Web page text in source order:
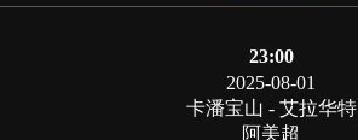
23:00
2025-08-01
卡潘宝山 - 艾拉华特
阿美超